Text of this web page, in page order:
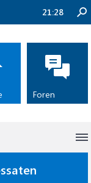
21:28
Foren